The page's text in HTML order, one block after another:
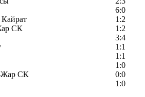
6:0
1:2
СК
1:2
3:4
1:1
1:1
1:0
Жар СК
0:0
1:0